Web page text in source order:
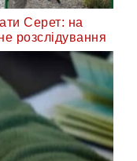
Серет: на
розслідування